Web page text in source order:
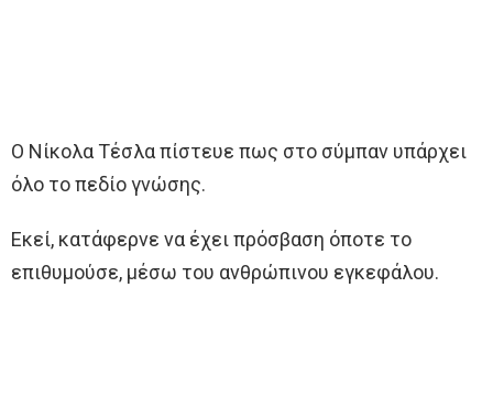
Ο Νίκολα Τέσλα πίστευε πως στο σύμπαν υπάρχει
όλο το πεδίο γνώσης.
Εκεί, κατάφερνε να έχει πρόσβαση όποτε το
επιθυμούσε, μέσω του ανθρώπινου εγκεφάλου.